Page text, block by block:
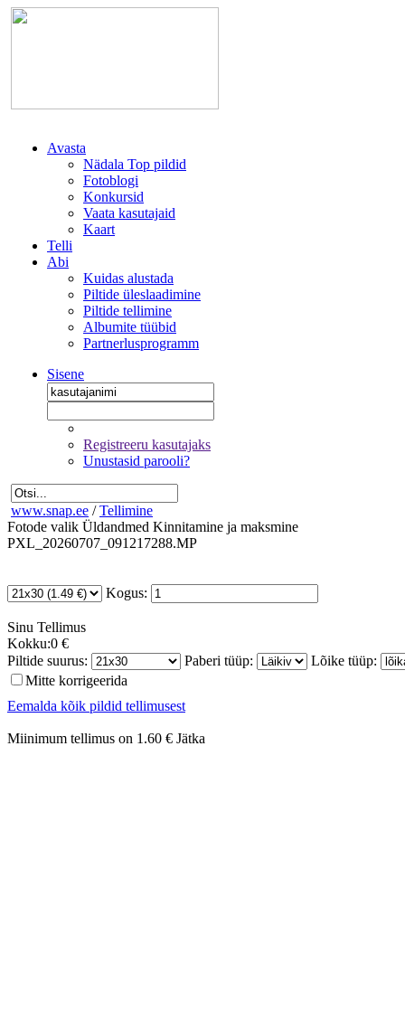
Avasta
Nädala Top pildid
Fotoblogi
Konkursid
Vaata kasutajaid
Kaart
Telli
Abi
Kuidas alustada
Piltide üleslaadimine
Piltide tellimine
Albumite tüübid
Partnerlusprogramm
Sisene
Registreeru kasutajaks
Unustasid parooli?
www.snap.ee / Tellimine
Fotode valik Üldandmed Kinnitamine ja maksmine
PXL_20260707_091217288.MP
Kogus:
Sinu Tellimus
Kokku:0 €
Piltide suurus:
Paberi tüüp:
Lõike tüüp:
Mitte korrigeerida
Eemalda kõik pildid tellimusest
Miinimum tellimus on 1.60 € Jätka